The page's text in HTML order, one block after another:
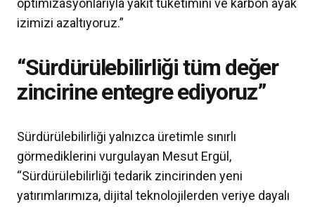
optimizasyonlarıyla yakıt tüketimini ve karbon ayak
izimizi azaltıyoruz.”
“Sürdürülebilirliği tüm değer
zincirine entegre ediyoruz”
Sürdürülebilirliği yalnızca üretimle sınırlı
görmediklerini vurgulayan Mesut Ergül,
“Sürdürülebilirliği tedarik zincirinden yeni
yatırımlarımıza, dijital teknolojilerden veriye dayalı